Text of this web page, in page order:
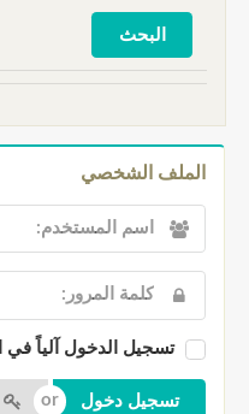
الملف الشخصي
تسجيل الدخول آلياً في